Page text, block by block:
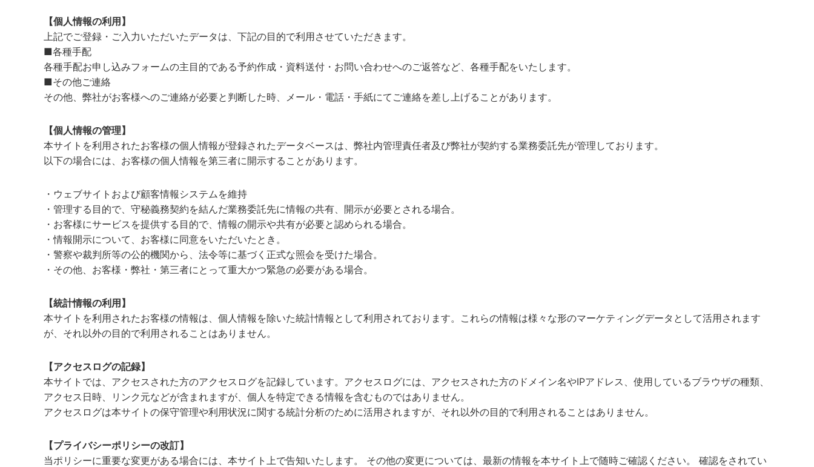
【個人情報の利用】
上記でご登録・ご入力いただいたデータは、下記の目的で利用させていただきます。
■各種手配
各種手配お申し込みフォームの主目的である予約作成・資料送付・お問い合わせへのご返答など、各種手配をいたします。
■その他ご連絡
その他、弊社がお客様へのご連絡が必要と判断した時、メール・電話・手紙にてご連絡を差し上げることがあります。
【個人情報の管理】
本サイトを利用されたお客様の個人情報が登録されたデータベースは、弊社内管理責任者及び弊社が契約する業務委託先が管理しております。
以下の場合には、お客様の個人情報を第三者に開示することがあります。
・ウェブサイトおよび顧客情報システムを維持
・管理する目的で、守秘義務契約を結んだ業務委託先に情報の共有、開示が必要とされる場合。
・お客様にサービスを提供する目的で、情報の開示や共有が必要と認められる場合。
・情報開示について、お客様に同意をいただいたとき。
・警察や裁判所等の公的機関から、法令等に基づく正式な照会を受けた場合。
・その他、お客様・弊社・第三者にとって重大かつ緊急の必要がある場合。
【統計情報の利用】
本サイトを利用されたお客様の情報は、個人情報を除いた統計情報として利用されております。これらの情報は様々な形のマーケティングデータとして活用されます
が、それ以外の目的で利用されることはありません。
【アクセスログの記録】
本サイトでは、アクセスされた方のアクセスログを記録しています。アクセスログには、アクセスされた方のドメイン名やIPアドレス、使用しているブラウザの種類、
アクセス日時、リンク元などが含まれますが、個人を特定できる情報を含むものではありません。
アクセスログは本サイトの保守管理や利用状況に関する統計分析のために活用されますが、それ以外の目的で利用されることはありません。
【プライバシーポリシーの改訂】
当ポリシーに重要な変更がある場合には、本サイト上で告知いたします。 その他の変更については、最新の情報を本サイト上で随時ご確認ください。 確認をされてい